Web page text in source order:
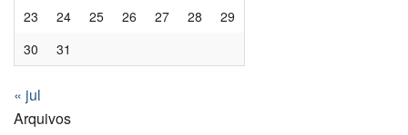
23
24 25 26 27 28
29
30
31
« jul
Arquivos